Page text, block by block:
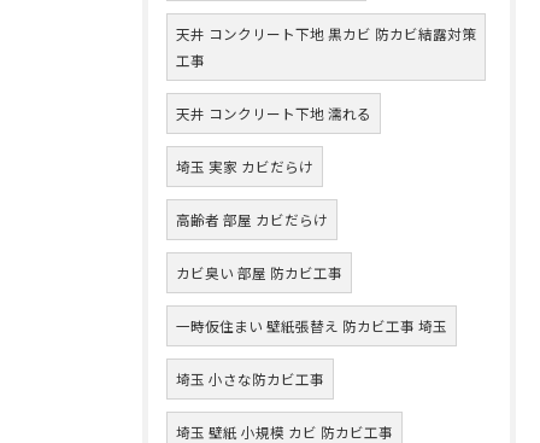
天井 コンクリート下地 黒カビ 防カビ結露対策
工事
天井 コンクリート下地 濡れる
埼玉 実家 カビだらけ
高齢者 部屋 カビだらけ
カビ臭い 部屋 防カビ工事
一時仮住まい 壁紙張替え 防カビ工事 埼玉
埼玉 小さな防カビ工事
埼玉 壁紙 小規模 カビ 防カビ工事